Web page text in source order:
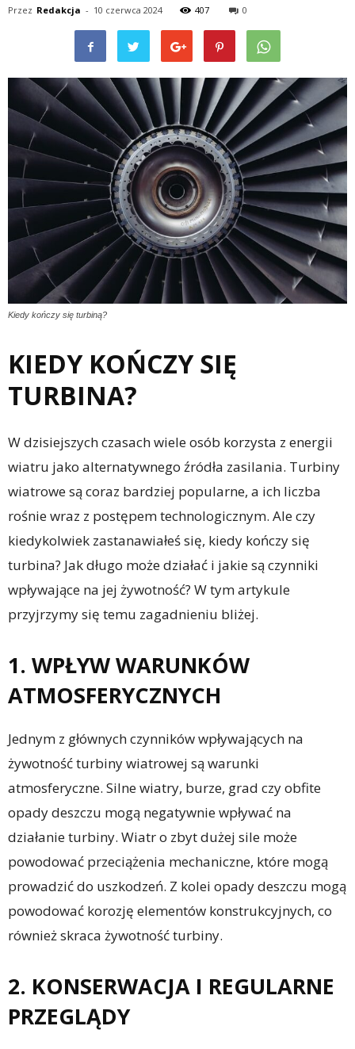
Przez Redakcja - 10 czerwca 2024 407 0
Kiedy kończy się turbiną?
KIEDY KOŃCZY SIĘ
TURBINA?
W dzisiejszych czasach wiele osób korzysta z energii
wiatru jako alternatywnego źródła zasilania. Turbiny
wiatrowe są coraz bardziej popularne, a ich liczba
rośnie wraz z postępem technologicznym. Ale czy
kiedykolwiek zastanawiałeś się, kiedy kończy się
turbina? Jak długo może działać i jakie są czynniki
wpływające na jej żywotność? W tym artykule
przyjrzymy się temu zagadnieniu bliżej.
1. WPŁYW WARUNKÓW
ATMOSFERYCZNYCH
Jednym z głównych czynników wpływających na
żywotność turbiny wiatrowej są warunki
atmosferyczne. Silne wiatry, burze, grad czy obfite
opady deszczu mogą negatywnie wpływać na
działanie turbiny. Wiatr o zbyt dużej sile może
powodować przeciążenia mechaniczne, które mogą
prowadzić do uszkodzeń. Z kolei opady deszczu mogą
powodować korozję elementów konstrukcyjnych, co
również skraca żywotność turbiny.
2. KONSERWACJA I REGULARNE
PRZEGLĄDY